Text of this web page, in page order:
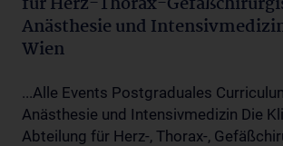
Anästhesie und
Wien
...Alle Events Postgraduales
Anästhesie und Intensivmedizin Die
Abteilung für Herz-, Thorax-,